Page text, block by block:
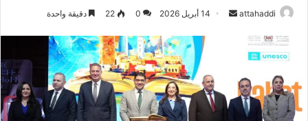
attahaddi
ر
ي
14 أبريل 2026 0
22 دقيقة واحدة